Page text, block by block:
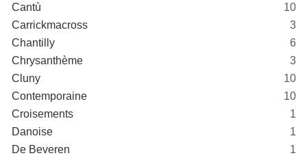
Cantù
10
Carrickmacross
3
Chantilly
6
Chrysanthème
3
Cluny
10
Contemporaine
10
Croisements
1
Danoise
1
De Beveren
1